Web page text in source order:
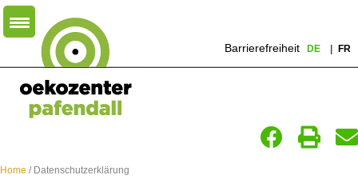
Barrierefreiheit DE FR
Home / Datenschutzerklärung